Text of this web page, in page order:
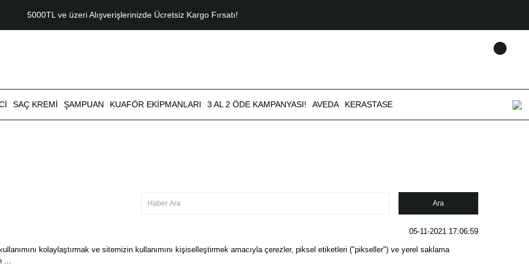
5000TL ve üzeri Alışverişlerinizde Ücretsiz Kargo Fırsatı!
SAÇ KREMI ŞAMPUAN KUAFÖR EKIPMANLARI 3 AL 2 ÖDE KAMPANYASI! AVEDA KERASTASE
05-11-2021 17:06:59
kolaylaştırmak ve sitemizin kullanımını kişiselleştirmek amacıyla çerezler, piksel etiketleri ("pikseller") ve yerel saklama
...